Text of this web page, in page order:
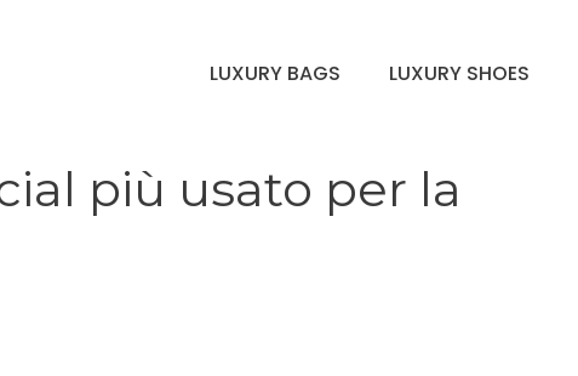
LUXURY BAGS LUXURY SHOES
più usato per la